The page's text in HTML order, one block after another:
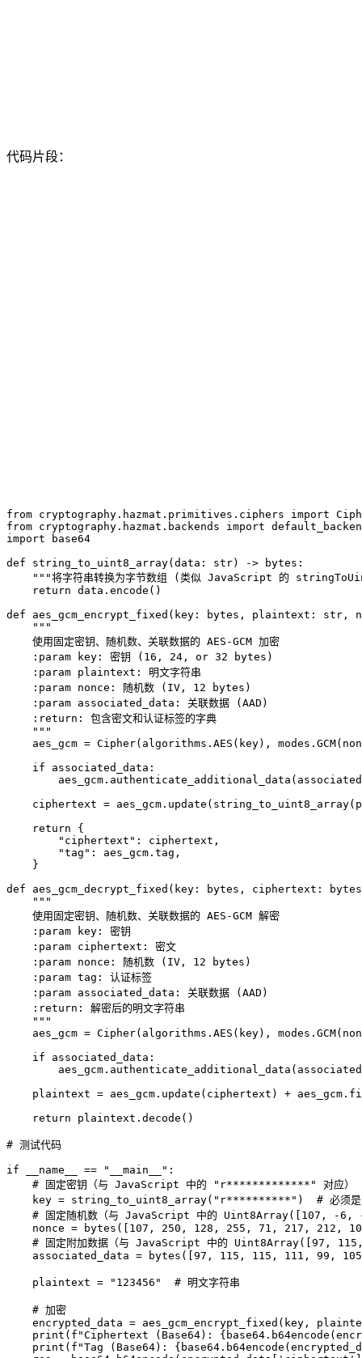
代码片段：
from cryptography.hazmat.primitives.ciphers import
from cryptography.hazmat.backends import
import base64
def string_to_uint8_array(data: str) -> bytes:
"""将字符串转换为字节数组 (类似 JavaScript 的
    return data.encode()
def aes_gcm_encrypt_fixed(key: bytes, plaintext: str,
    """
    使用固定密钥、随机数、关联数据的 AES-GCM 加密
    :param key: 密钥 (16, 24, or 32 bytes)
    :param plaintext: 明文字符串
    :param nonce: 随机数 (IV, 12 bytes)
    :param associated_data: 关联数据 (AAD)
    :return: 包含密文和认证标签的字典
    """
aes_gcm = Cipher(algorithms.AES(key),
    if associated_data:
ciphertext =
    return {
        "ciphertext": ciphertext,
        "tag": aes_gcm.tag,
    }
def aes_gcm_decrypt_fixed(key: bytes, ciphertext:
    """
    使用固定密钥、随机数、关联数据的 AES-GCM 解密
    :param key: 密钥
    :param ciphertext: 密文
    :param nonce: 随机数 (IV, 12 bytes)
    :param tag: 认证标签
    :param associated_data: 关联数据 (AAD)
    :return: 解密后的明文字符串
    """
aes_gcm = Cipher(algorithms.AES(key),
    if associated_data:
plaintext = aes_gcm.update(ciphertext) +
    return plaintext.decode()
# 测试代码
if __name__ == "__main__":
    # 固定密钥（与 JavaScript 中的 "r*************" 对应）
key = string_to_uint8_array("r**********")  # 必须是
# 固定随机数（与 JavaScript 中的 Uint8Array([107, -6,
nonce = bytes([107, 250, 128, 255, 71, 217, 212,
# 固定附加数据（与 JavaScript 中的 Uint8Array([97,
associated_data = bytes([97, 115, 115, 111, 99,
    plaintext = "123456"  # 明文字符串
    # 加密
encrypted_data = aes_gcm_encrypt_fixed(key,
print(f"Ciphertext (Base64):
print(f"Tag (Base64):